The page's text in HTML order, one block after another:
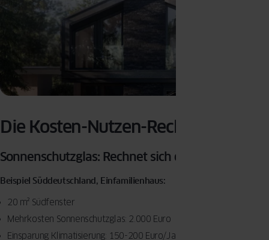
Die Kosten-Nutzen-Rechnung
Sonnenschutzglas: Rechnet sich das?
Beispiel Süddeutschland, Einfamilienhaus:
20 m² Südfenster
Mehrkosten Sonnenschutzglas: 2.000 Euro
Einsparung Klimatisierung: 150-200 Euro/Jahr